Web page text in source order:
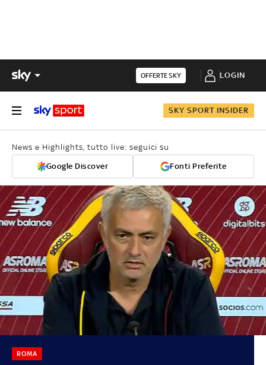
OFFERTE SKY LOGIN
SKY SPORT INSIDER
News e Highlights, tutto live: seguici su
Google Discover Fonti Preferite
ROMA